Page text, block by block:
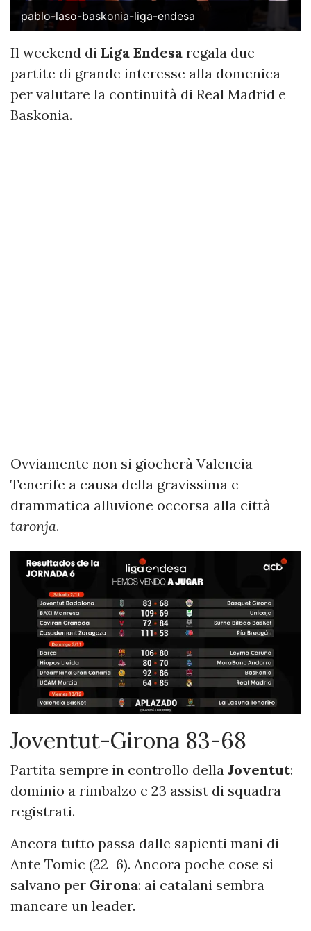
pablo-laso-baskonia-liga-endesa
Il weekend di Liga Endesa regala due
partite di grande interesse alla domenica
per valutare la continuità di Real Madrid e
Baskonia.
Ovviamente non si giocherà Valencia-
Tenerife a causa della gravissima e
drammatica alluvione occorsa alla città
taronja.
Joventut-Girona 83-68
Partita sempre in controllo della Joventut:
dominio a rimbalzo e 23 assist di squadra
registrati.
Ancora tutto passa dalle sapienti mani di
Ante Tomic (22+6). Ancora poche cose si
salvano per Girona: ai catalani sembra
mancare un leader.